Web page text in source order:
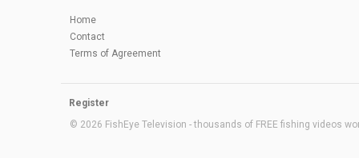
Home
Contact
Terms of Agreement
Register
© 2026 FishEye Television - thousands of FREE fishing videos